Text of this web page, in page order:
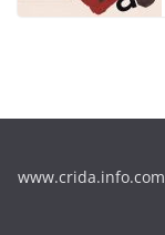
www.crida.info.com